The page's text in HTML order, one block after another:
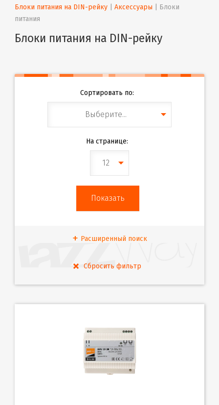
Блоки питания на DIN-рейку Аксессуары
Блоки
питания
Блоки питания на DIN-рейку
Сортировать по:
Выберите...
На странице:
12
Расширенный поиск